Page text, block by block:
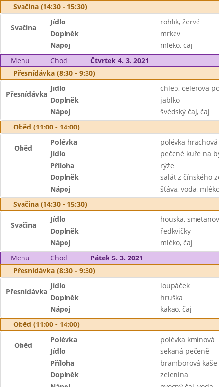
Svačina (14:30 - 15:30)
Svačina
Jídlo
rohlík, žervé
Doplněk
mrkev
Nápoj
mléko, čaj
Menu
Chod
Čtvrtek 4. 3. 2021
Přesnídávka (8:30 - 9:30)
Přesnídávka
Jídlo
chléb, celerová
Doplněk
jablko
Nápoj
švédský čaj, čaj
Oběd (11:00 - 14:00)
Oběd
Polévka
polévka hrachová
Jídlo
pečené kuře na
Příloha
rýže
Doplněk
salát z čínského
Nápoj
šťáva, voda, mléko
Svačina (14:30 - 15:30)
Svačina
Jídlo
houska,
Doplněk
ředkvičky
Nápoj
mléko, čaj
Menu
Chod
Pátek 5. 3. 2021
Přesnídávka (8:30 - 9:30)
Přesnídávka
Jídlo
loupáček
Doplněk
hruška
Nápoj
kakao, čaj
Oběd (11:00 - 14:00)
Oběd
Polévka
polévka kmínová
Jídlo
sekaná pečeně
Příloha
bramborová kaše
Doplněk
zelenina